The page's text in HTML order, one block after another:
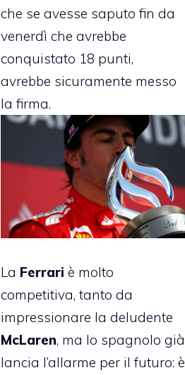
che se avesse saputo fin da
venerdì che avrebbe
conquistato 18 punti,
avrebbe sicuramente messo
la firma.
La Ferrari è molto
competitiva, tanto da
impressionare la deludente
McLaren, ma lo spagnolo già
lancia l’allarme per il futuro: è